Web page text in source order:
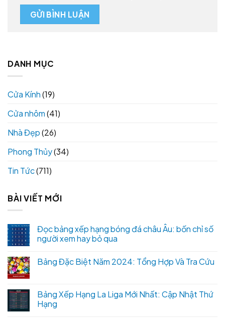
DANH MỤC
Cửa Kính(19)
Cửa nhôm(41)
Nhà Đẹp(26)
Phong Thủy(34)
Tin Tức(711)
BÀI VIẾT MỚI
Đọc bảng xếp hạng bóng đá châu Âu: bốn chỉ số
người xem hay bỏ qua
Bảng Đặc Biệt Năm 2024: Tổng Hợp Và Tra Cứu
Bảng Xếp Hạng La Liga Mới Nhất: Cập Nhật Thứ
Hạng